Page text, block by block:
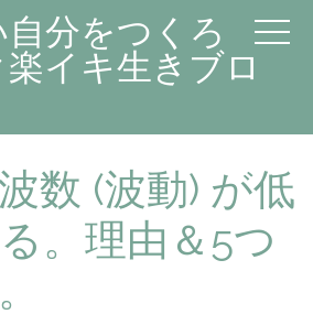
分をつくろ
イキ生きブロ
数 (波動) が低
。理由＆5つ